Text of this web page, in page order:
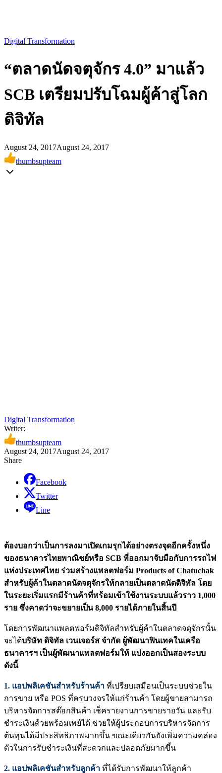
Digital Transformation
“ตลาดนัดจตุจักร 4.0” มาแล้ว
SCB เตรียมปรับโฉมผู้ค้าสู่โลก
ดิจิทัล
August 24, 2017August 24, 2017
thumbsupteam
Digital Transformation
Writer:
thumbsupteam
August 24, 2017August 24, 2017
Share
Facebook
Twitter
Line
ต้องบอกว่าเป็นการลงมาเปิดเกมรุกได้อย่างตรงจุดอีกครั้งหนึ่ง
ของธนาคารไทยพาณิชย์หรือ SCB ที่ออกมาจับมือกับการรถไฟ
แห่งประเทศไทย ร่วมสร้างแพลตฟอร์ม Products of Chatuchak
สำหรับผู้ค้าในตลาดนัดจตุจักรให้กลายเป็นตลาดนัดดิจิทัล โดย
ในระยะเริ่มแรกมีร้านค้าที่พร้อมเข้าใช้งานระบบแล้วราว 1,000
ราย ซึ่งคาดว่าจะขยายเป็น 8,000 รายได้ภายในสิ้นปี
โดยการพัฒนาแพลตฟอร์มดิจิทัลสำหรับผู้ค้าในตลาดจตุจักรนั้น
จะได้บริษัท ดิจิทัล เวนเจอร์ส จำกัด ผู้พัฒนาฟินเทคในเครือ
ธนาคารฯ เป็นผู้พัฒนาแพลตฟอร์มให้ แบ่งออกเป็นสองระบบ
ดังนี้
1. แอปพลิเคชันสำหรับร้านค้า ที่เปรียบเสมือนเป็นระบบช่วยใน
การขาย หรือ POS ที่ครบวงจรให้แก่ร้านค้า โดยผู้ขายสามารถ
บริหารจัดการสต๊อกสินค้า เช็ครายงานการขายรายวัน และรับ
ชำระเงินด้วยพร้อมเพย์ได้ ช่วยให้ผู้ประกอบการบริหารจัดการ
ต้นทุนได้มีประสิทธิภาพมากขึ้น ขณะเดียวกันยังเพิ่มความคล่อง
ตัวในการรับชำระเงินที่สะดวกและปลอดภัยมากขึ้น
2. แอปพลิเคชันสำหรับลูกค้า ที่ได้รับการพัฒนาให้ลูกค้า